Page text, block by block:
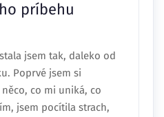
príbehu
jsem tak, daleko od
Poprvé jsem si
co mi uniká, co
jsem pocítila strach,